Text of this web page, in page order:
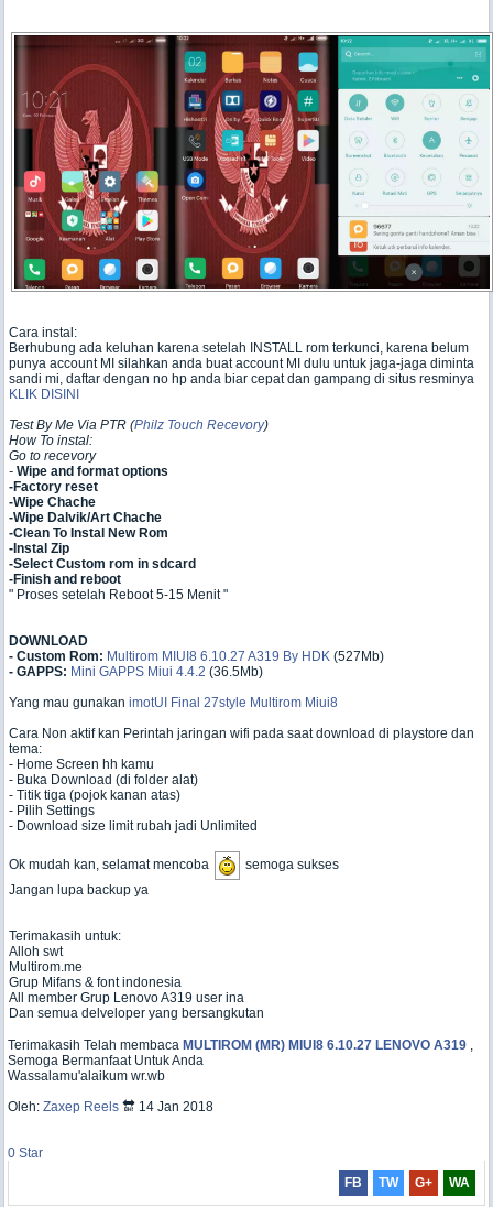
Cara instal:
Berhubung ada keluhan karena setelah INSTALL rom terkunci, karena belum
punya account MI silahkan anda buat account MI dulu untuk jaga-jaga diminta
sandi mi, daftar dengan no hp anda biar cepat dan gampang di situs resminya
KLIK DISINI
Test By Me Via PTR (Philz Touch Recevory)
How To instal:
Go to recevory
- Wipe and format options
-Factory reset
-Wipe Chache
-Wipe Dalvik/Art Chache
-Clean To Instal New Rom
-Instal Zip
-Select Custom rom in sdcard
-Finish and reboot
" Proses setelah Reboot 5-15 Menit "
DOWNLOAD
- Custom Rom: Multirom MIUI8 6.10.27 A319 By HDK (527Mb)
- GAPPS: Mini GAPPS Miui 4.4.2 (36.5Mb)
Yang mau gunakan imotUI Final 27style Multirom Miui8
Cara Non aktif kan Perintah jaringan wifi pada saat download di playstore dan
tema:
- Home Screen hh kamu
- Buka Download (di folder alat)
- Titik tiga (pojok kanan atas)
- Pilih Settings
- Download size limit rubah jadi Unlimited
Ok mudah kan, selamat mencoba
semoga sukses
Jangan lupa backup ya
Terimakasih untuk:
Alloh swt
Multirom.me
Grup Mifans & font indonesia
All member Grup Lenovo A319 user ina
Dan semua delveloper yang bersangkutan
Terimakasih Telah membaca MULTIROM (MR) MIUI8 6.10.27 LENOVO A319 ,
Semoga Bermanfaat Untuk Anda
Wassalamu'alaikum wr.wb
Oleh: Zaxep Reels 🔛 14 Jan 2018
0 Star
FB
TW G+ WA